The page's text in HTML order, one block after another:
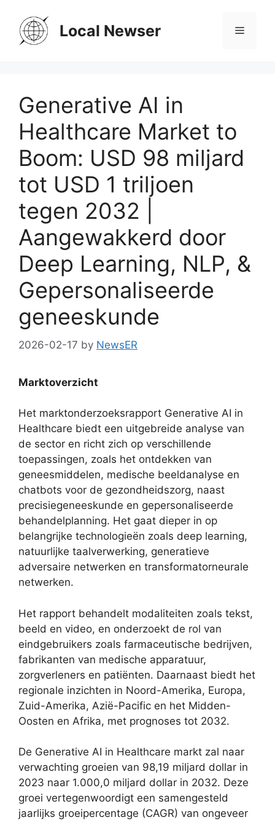
content
Local Newser Menu
Generative AI in
Healthcare Market to
Boom: USD 98 miljard
tot USD 1 triljoen
tegen 2032 |
Aangewakkerd door
Deep Learning, NLP, &
Gepersonaliseerde
geneeskunde
2026-02-17 by NewsER
Marktoverzicht
Het marktonderzoeksrapport Generative AI in
Healthcare biedt een uitgebreide analyse van
de sector en richt zich op verschillende
toepassingen, zoals het ontdekken van
geneesmiddelen, medische beeldanalyse en
chatbots voor de gezondheidszorg, naast
precisiegeneeskunde en gepersonaliseerde
behandelplanning. Het gaat dieper in op
belangrijke technologieën zoals deep learning,
natuurlijke taalverwerking, generatieve
adversaire netwerken en transformatorneurale
netwerken.
Het rapport behandelt modaliteiten zoals tekst,
beeld en video, en onderzoekt de rol van
eindgebruikers zoals farmaceutische bedrijven,
fabrikanten van medische apparatuur,
zorgverleners en patiënten. Daarnaast biedt het
regionale inzichten in Noord-Amerika, Europa,
Zuid-Amerika, Azië-Pacific en het Midden-
Oosten en Afrika, met prognoses tot 2032.
De Generative AI in Healthcare markt zal naar
verwachting groeien van 98,19 miljard dollar in
2023 naar 1.000,0 miljard dollar in 2032. Deze
groei vertegenwoordigt een samengesteld
jaarlijks groeipercentage (CAGR) van ongeveer